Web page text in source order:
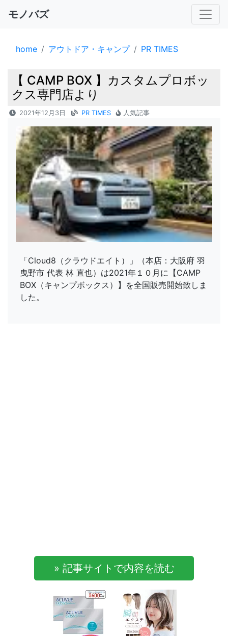
モノバズ
home アウトドア・キャンプ PR TIMES
【 CAMP BOX 】カスタムプロボッ
クス専門店より
2021年12月3日 PR TIMES 人気記事
「Cloud8（クラウドエイト）」（本店：大阪府 羽
曳野市 代表 林 直也）は2021年１０月に【CAMP
BOX（キャンプボックス）】を全国販売開始致しま
した。
» 記事サイトで内容を読む